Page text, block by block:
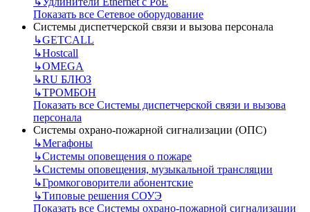
Показать все Сетевое оборудование
Системы диспетчерской связи и вызова персонала
↳GETCALL
↳Hostcall
↳OMEGA
↳RU БЛЮЗ
↳ТРОМБОН
Показать все Системы диспетчерской связи и вызова
персонала
Системы охрано-пожарной сигнализации (ОПС)
↳Мегафоны
↳Системы оповещения о пожаре
↳Системы оповещения, музыкальной трансляции
↳Громкоговорители абонентские
↳Типовые решения СОУЭ
Показать все Системы охрано-пожарной сигнализации